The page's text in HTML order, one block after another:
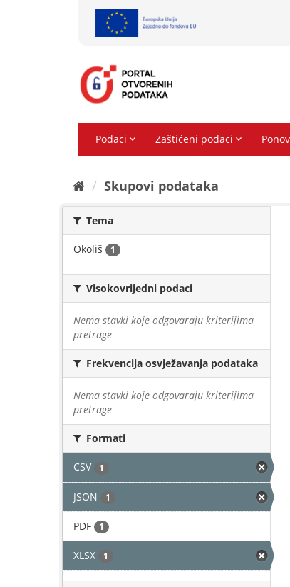
Skupovi podаtаkа
Tema
Okoliš 1
Visokovrijedni podaci
Nema stavki koje odgovaraju kriterijima
pretrage
Frekvencija osvježavanja podataka
Nema stavki koje odgovaraju kriterijima
pretrage
Formati
CSV 1
JSON 1
PDF 1
XLSX 1